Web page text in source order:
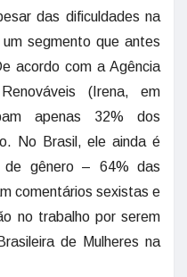
das dificuldades na
segmento que antes
acordo com a Agência
(Irena, em
apenas 32% dos
No Brasil, ele ainda é
de gênero – 64% das
comentários sexistas e
no trabalho por serem
de Mulheres na